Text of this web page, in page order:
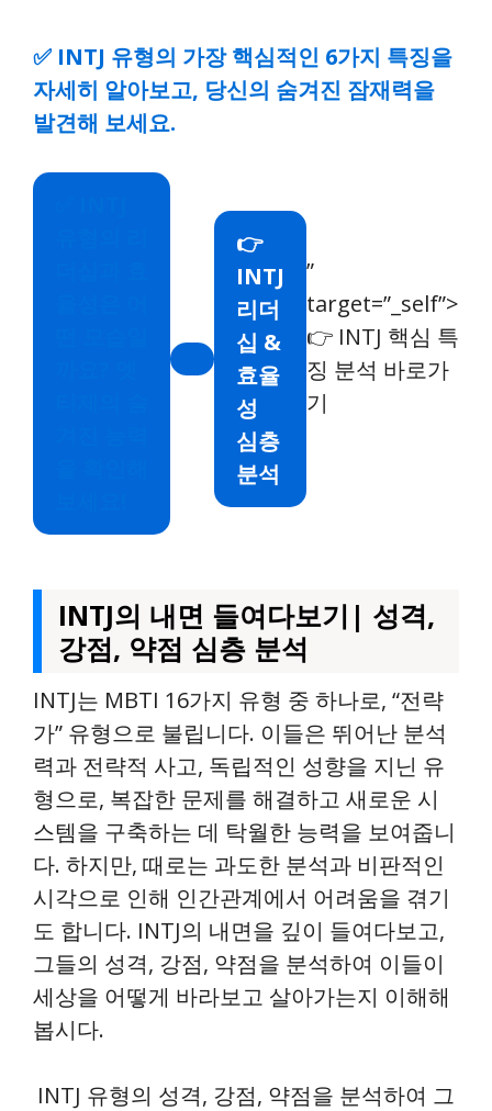
✅ INTJ 유형의 가장 핵심적인 6가지 특징을
자세히 알아보고, 당신의 숨겨진 잠재력을
발견해 보세요.
👉
INTJ
리더
십 &
효율
성
심층
분석
”
target=”_self”>
👉 INTJ 핵심 특
징 분석 바로가
기
INTJ의 내면 들여다보기| 성격,
강점, 약점 심층 분석
INTJ는 MBTI 16가지 유형 중 하나로, “전략
가” 유형으로 불립니다. 이들은 뛰어난 분석
력과 전략적 사고, 독립적인 성향을 지닌 유
형으로, 복잡한 문제를 해결하고 새로운 시
스템을 구축하는 데 탁월한 능력을 보여줍니
다. 하지만, 때로는 과도한 분석과 비판적인
시각으로 인해 인간관계에서 어려움을 겪기
도 합니다. INTJ의 내면을 깊이 들여다보고,
그들의 성격, 강점, 약점을 분석하여 이들이
세상을 어떻게 바라보고 살아가는지 이해해
봅시다.
INTJ 유형의 성격, 강점, 약점을 분석하여 그